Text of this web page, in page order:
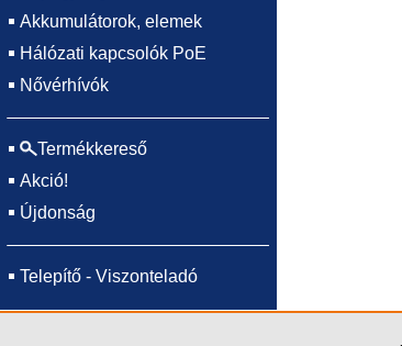
Akkumulátorok, elemek
Hálózati kapcsolók PoE
Nővérhívók
Termékkereső
Akció!
Újdonság
Telepítő - Viszonteladó